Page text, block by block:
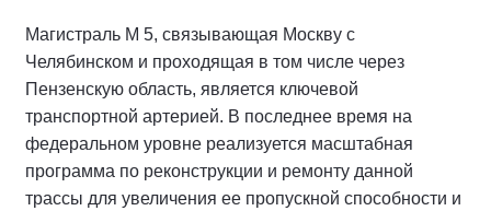
Магистраль М 5, связывающая Москву с
Челябинском и проходящая в том числе через
Пензенскую область, является ключевой
транспортной артерией. В последнее время на
федеральном уровне реализуется масштабная
программа по реконструкции и ремонту данной
трассы для увеличения ее пропускной способности и